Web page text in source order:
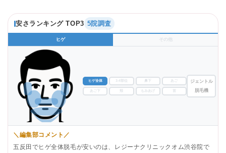
安さランキング TOP3 5院調査
ヒゲ その他
ヒゲ全体 3-4部位 鼻下 あご
あご下 もみあげ
ジェントル
脱毛機
＼編集部コメント／
五反田でヒゲ全体脱毛が安いのは、レジーナクリニックオム渋谷院で